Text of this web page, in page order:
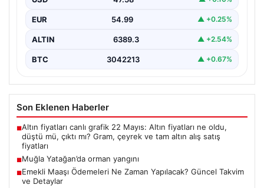
EUR 54.99 ▲ +0.25%
ALTIN 6389.3 ▲ +2.54%
BTC 3042213 ▲ +0.67%
Son Eklenen Haberler
■Altın fiyatları canlı grafik 22 Mayıs: Altın fiyatları ne oldu,
düştü mü, çıktı mı? Gram, çeyrek ve tam altın alış satış
fiyatları
■Muğla Yatağan’da orman yangını
■Emekli Maaşı Ödemeleri Ne Zaman Yapılacak? Güncel Takvim
ve Detaylar